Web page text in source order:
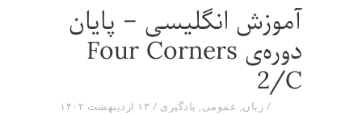
آموزش انگلیسی – پایان
دوره‌ی Four Corners
2/C
۱۳ اردیبهشت ۱۴۰۲ زبان, عمومی, یادگیری